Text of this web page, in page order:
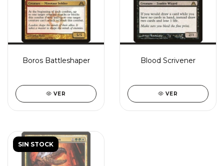
Boros Battleshaper
VER
Blood Scrivener
VER
SIN STOCK